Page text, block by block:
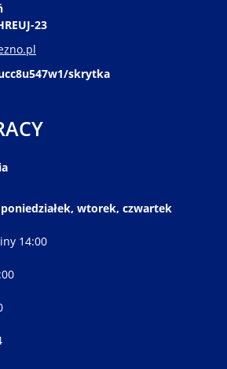
23
skrytka
poniedziałek, wtorek, czwartek
14:00